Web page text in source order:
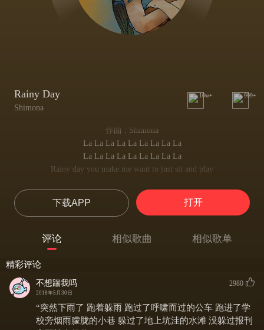
Rainy Day
Shimona
10w+ 999+
作曲 : Shimona
La La La La La La La La La
La La La La La La La La La
Rainy day you make me want to just sit and play
Oh how I wish I had nothing to do
我多么希望我无事可做
But think about you
只想你便足够
And how you make everything so fresh and new
Rainy day while I go splashing along my way
下雨天 我一路走来 水花飞溅
I hear your melody in drips and drops
下载APP 打开
评论 相似歌曲 相似歌单
精彩评论
不想踹我吗
2018年5月30日
2980
“突然下雨了 跑着躲雨 跑过了呼啸而过的公车 跑进了学
校旁烟雨朦胧的小巷 躲过了地上坑洼的水滩 没躲过报刊